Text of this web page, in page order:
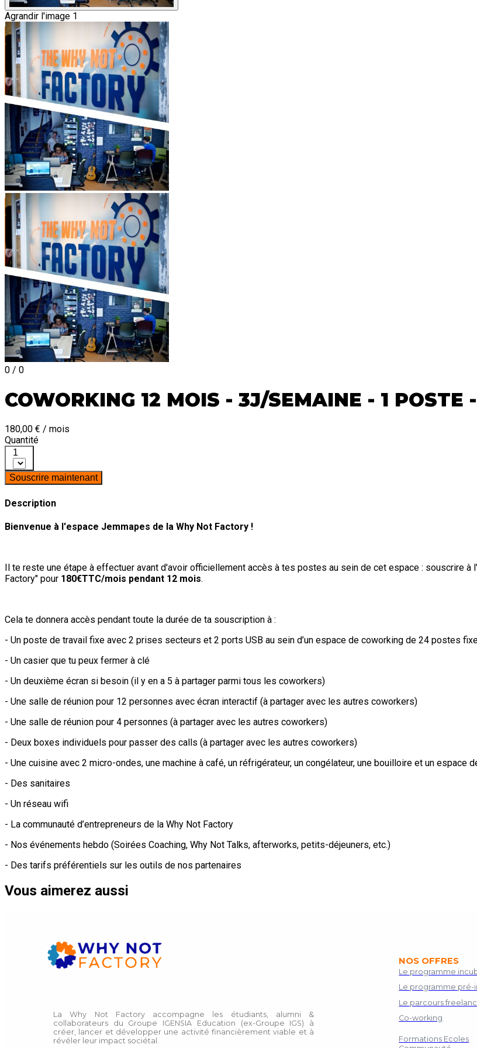
Agrandir l'image 1
0 / 0
COWORKING 12 MOIS - 3J/SEMAINE - 1 POSTE
180,00 € / mois
Quantité
1
Souscrire maintenant
Description
Bienvenue à l'espace Jemmapes de la Why Not Factory !
Il te reste une étape à effectuer avant d'avoir officiellement accès à tes postes au sein de cet espace : souscrire
Factory" pour 180€TTC/mois pendant 12 mois.
Cela te donnera accès pendant toute la durée de ta souscription à :
- Un poste de travail fixe avec 2 prises secteurs et 2 ports USB au sein d’un espace de coworking de 24 postes
- Un casier que tu peux fermer à clé
- Un deuxième écran si besoin (il y en a 5 à partager parmi tous les coworkers)
- Une salle de réunion pour 12 personnes avec écran interactif (à partager avec les autres coworkers)
- Une salle de réunion pour 4 personnes (à partager avec les autres coworkers)
- Deux boxes individuels pour passer des calls (à partager avec les autres coworkers)
- Une cuisine avec 2 micro-ondes, une machine à café, un réfrigérateur, un congélateur, une bouilloire et un espace
- Des sanitaires
- Un réseau wifi
- La communauté d’entrepreneurs de la Why Not Factory
- Nos événements hebdo (Soirées Coaching, Why Not Talks, afterworks, petits-déjeuners, etc.)
- Des tarifs préférentiels sur les outils de nos partenaires
Vous aimerez aussi
Le programme
La Why Not Factory accompagne les étudiants, alumni &
collaborateurs du Groupe IGENSIA Education (ex-Groupe IGS) à
créer, lancer et développer une activité financièrement viable et à
révéler leur impact sociétal.
NOS OFFRES
Co-working
Formations Ecoles
Le parcours
Le programme pré-